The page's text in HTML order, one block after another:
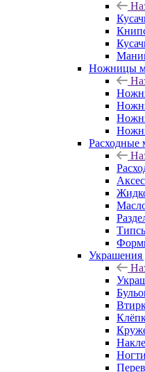
Ножницы
Расходные
Украшения